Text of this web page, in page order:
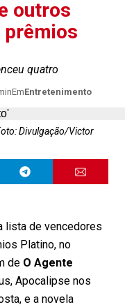
outros
prêmios
quatro
EmEntretenimento
Divulgação/Victor
lista de vencedores
Platino, no
de O Agente
Apocalipse nos
e a novela